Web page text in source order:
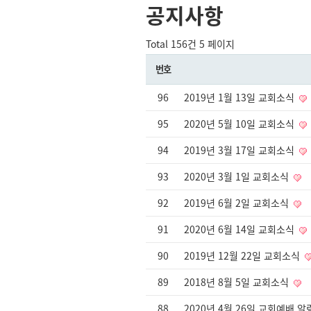
공지사항
Total 156건 5 페이지
번호
96 2019년 1월 13일 교회소식
95
2020년 5월 10일 교회소식
94
2019년 3월 17일 교회소식
93
2020년 3월 1일 교회소식
92
2019년 6월 2일 교회소식
91
2020년 6월 14일 교회소식
90
2019년 12월 22일 교회소식
89
2018년 8월 5일 교회소식​
88
2020년 4월 26일 교회예배 알